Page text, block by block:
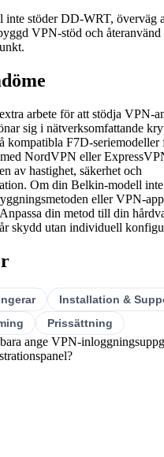
stöder DD-WRT, överväg
VPN-stöd och
arbete för att stödja VPN-
sig i nätverksomfattande
F7D-seriemodeller
NordVPN eller
av hastighet, säkerhet och
Om din Belkin-modell
eller VPN-
din metod till din
skydd utan individuell
Installation &
Prissättning
ange VPN-